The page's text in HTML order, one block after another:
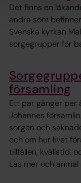
Det finns en
andra som
Svenska kyrkan
sorgegrupper för
församling
Ett par gånger per
Johannes
sorgen och
och om hur livet
tillfällen, kvällstid,
Läs mer och